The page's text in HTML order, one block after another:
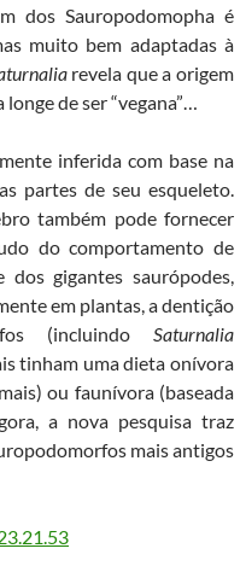
dos Sauropodomopha é
muito bem adaptadas à
revela que a origem
de ser “vegana”…
inferida com base na
partes de seu esqueleto.
também pode fornecer
do comportamento de
dos gigantes saurópodes,
em plantas, a dentição
(incluindo Saturnalia
tinham uma dieta onívora
ou faunívora (baseada
a nova pesquisa traz
mais antigos